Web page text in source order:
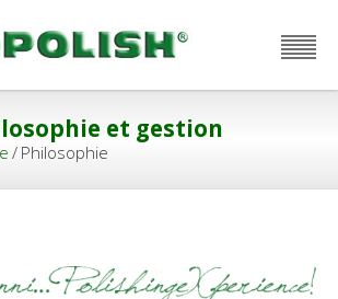
et gestion
/ Philosophie